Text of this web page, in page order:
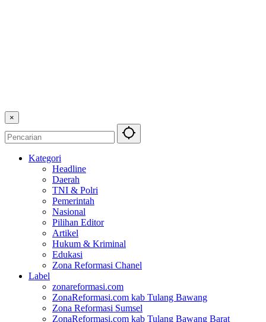
×
Kategori
Headline
Daerah
TNI & Polri
Pemerintah
Nasional
Pilihan Editor
Artikel
Hukum & Kriminal
Edukasi
Zona Reformasi Chanel
Label
zonareformasi.com
ZonaReformasi.com kab Tulang Bawang
Zona Reformasi Sumsel
ZonaReformasi.com kab Tulang Bawang Barat